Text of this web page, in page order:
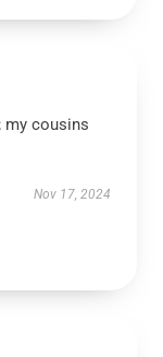
my cousins
Nov 17, 2024